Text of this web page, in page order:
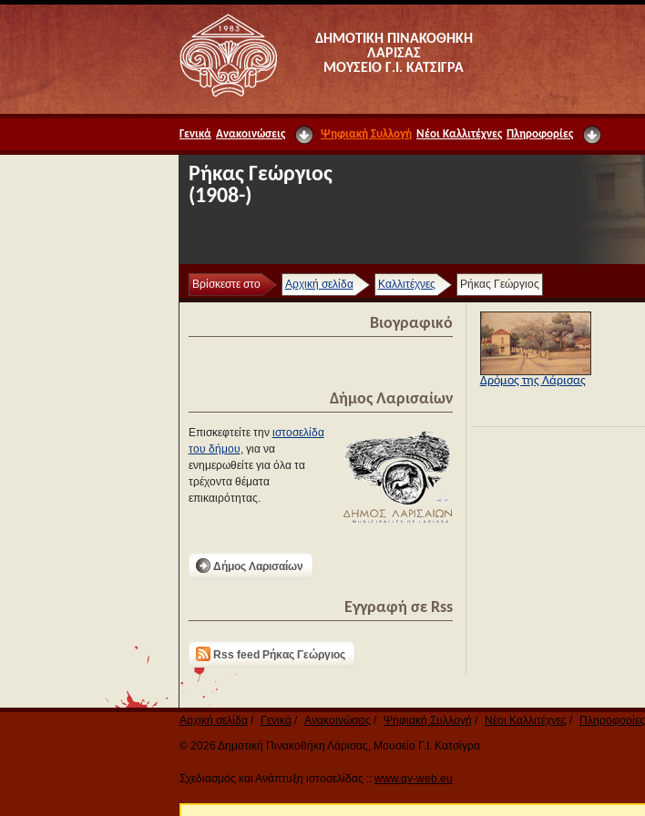
ΔΗΜΟΤΙΚΗ ΠΙΝΑΚΟΘΗΚΗ
ΛΑΡΙΣΑΣ
ΜΟΥΣΕΙΟ Γ.Ι. ΚΑΤΣΙΓΡΑ
Γενικά Ανακοινώσεις Ψηφιακή Συλλογή Νέοι Καλλιτέχνες Πληροφορίες
Ρήκας Γεώργιος
(1908-)
Βρίσκεστε στο Αρχική σελίδα Καλλιτέχνες Ρήκας Γεώργιος
Βιογραφικό
Δήμος Λαρισαίων
Επισκεφτείτε την ιστοσελίδα
του δήμου, για να
ενημερωθείτε για όλα τα
τρέχοντα θέματα
επικαιρότητας.
Δήμος Λαρισαίων
Εγγραφή σε Rss
Rss feed Ρήκας Γεώργιος
Δρόμος της Λάρισας
Αρχική σελίδα Γενικά Ανακοινώσεις Ψηφιακή Συλλογή Νέοι Καλλιτέχνες
Πληροφορίες
© 2026 Δημοτική Πινακοθήκη Λάρισας, Μουσείο Γ.Ι. Κατσίγρα
Σχεδιασμός και Ανάπτυξη ιστοσελίδας :: www.qv-web.eu